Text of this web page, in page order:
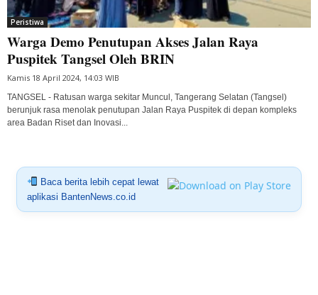
Peristiwa
Warga Demo Penutupan Akses Jalan Raya
Puspitek Tangsel Oleh BRIN
Kamis 18 April 2024, 14:03 WIB
TANGSEL - Ratusan warga sekitar Muncul, Tangerang Selatan (Tangsel)
berunjuk rasa menolak penutupan Jalan Raya Puspitek di depan kompleks
area Badan Riset dan Inovasi...
Baca berita lebih cepat lewat
aplikasi BantenNews.co.id